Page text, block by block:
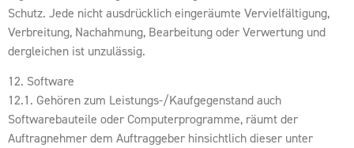
Schutz. Jede nicht ausdrücklich eingeräumte Vervielfältigung,
Verbreitung, Nachahmung, Bearbeitung oder Verwertung und
dergleichen ist unzulässig.
12. Software
12.1. Gehören zum Leistungs-/Kaufgegenstand auch
Softwarebauteile oder Computerprogramme, räumt der
Auftragnehmer dem Auftraggeber hinsichtlich dieser unter